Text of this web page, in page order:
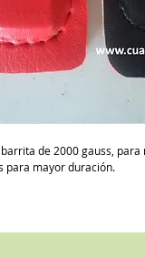
de 2000 gauss,
para mayor duración.